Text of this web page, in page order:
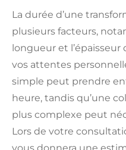
La durée d’une
plusieurs facteurs,
longueur et l’épaisseur
vos attentes
simple peut prendre
heure, tandis qu’une
plus complexe peut
Lors de votre
vous donnera une